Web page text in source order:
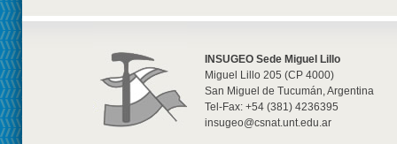
INSUGEO Sede Miguel Lillo
Miguel Lillo 205 (CP 4000)
San Miguel de Tucumán, Argentina
Tel-Fax: +54 (381) 4236395
insugeo@csnat.unt.edu.ar